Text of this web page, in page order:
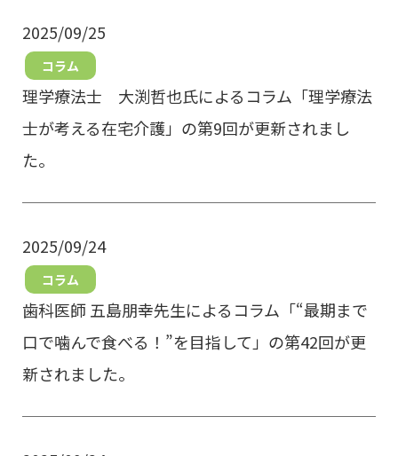
2025/09/25
コラム
理学療法士 大渕哲也氏によるコラム「理学療法
士が考える在宅介護」の第9回が更新されまし
た。
2025/09/24
コラム
歯科医師 五島朋幸先生によるコラム「“最期まで
口で噛んで食べる！”を目指して」の第42回が更
新されました。